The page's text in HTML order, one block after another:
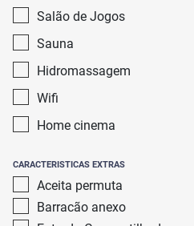
Salão de Jogos
Sauna
Hidromassagem
Wifi
Home cinema
CARACTERISTICAS EXTRAS
Aceita permuta
Barracão anexo